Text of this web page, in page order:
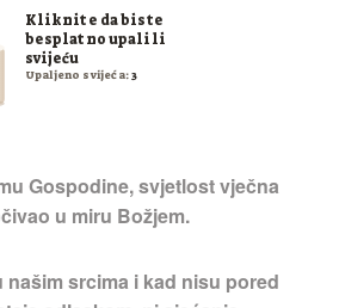
Kliknite da biste
besplatno upalili
svijeću
Upaljeno svijeća:3
Gospodine, svjetlost vječna
u miru Božjem.
našim srcima i kad nisu pored